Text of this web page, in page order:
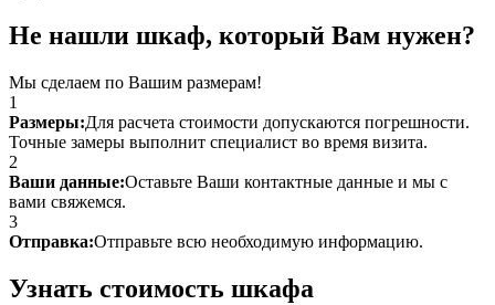
Не нашли шкаф, который Вам нужен?
Мы сделаем по Вашим размерам!
1
Размеры:Для расчета стоимости допускаются погрешности.
Точные замеры выполнит специалист во время визита.
2
Ваши данные:Оставьте Ваши контактные данные и мы с
вами свяжемся.
3
Отправка:Отправьте всю необходимую информацию.
Узнать стоимость шкафа